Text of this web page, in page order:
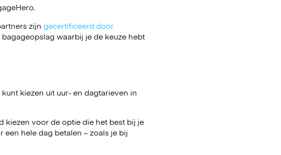
.
zijn gecertificeerd door
waarbij je de keuze hebt
kiezen uit uur- en dagtarieven in
kiezen voor de optie die het best bij je
hele dag betalen – zoals je bij